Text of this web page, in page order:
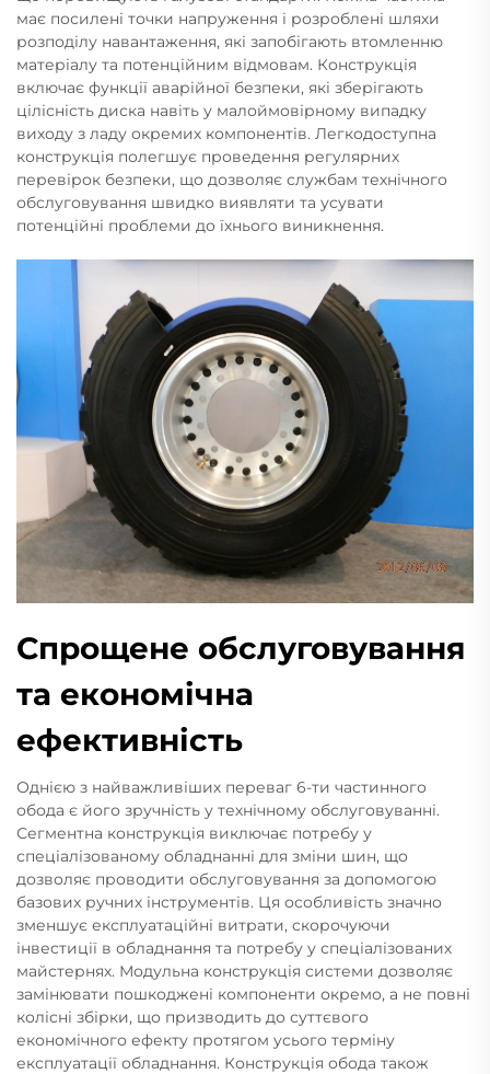
має посилені точки напруження і розроблені шляхи
розподілу навантаження, які запобігають втомленню
матеріалу та потенційним відмовам. Конструкція
включає функції аварійної безпеки, які зберігають
цілісність диска навіть у малоймовірному випадку
виходу з ладу окремих компонентів. Легкодоступна
конструкція полегшує проведення регулярних
перевірок безпеки, що дозволяє службам технічного
обслуговування швидко виявляти та усувати
потенційні проблеми до їхнього виникнення.
Спрощене обслуговування
та економічна
ефективність
Однією з найважливіших переваг 6-ти частинного
обода є його зручність у технічному обслуговуванні.
Сегментна конструкція виключає потребу у
спеціалізованому обладнанні для зміни шин, що
дозволяє проводити обслуговування за допомогою
базових ручних інструментів. Ця особливість значно
зменшує експлуатаційні витрати, скорочуючи
інвестиції в обладнання та потребу у спеціалізованих
майстернях. Модульна конструкція системи дозволяє
замінювати пошкоджені компоненти окремо, а не повні
колісні збірки, що призводить до суттєвого
економічного ефекту протягом усього терміну
експлуатації обладнання. Конструкція обода також